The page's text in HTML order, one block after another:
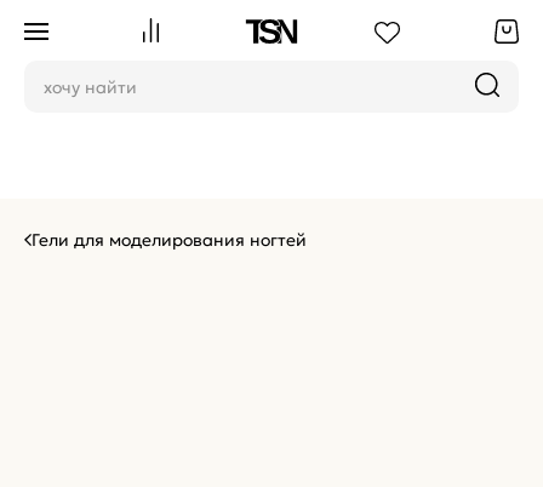
Гели для моделирования ногтей